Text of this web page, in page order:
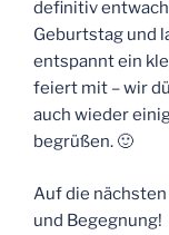
definitiv
Geburtstag und
entspannt ein
feiert mit – wir
auch wieder
begrüßen. 🙂
Auf die
und Begegnung!